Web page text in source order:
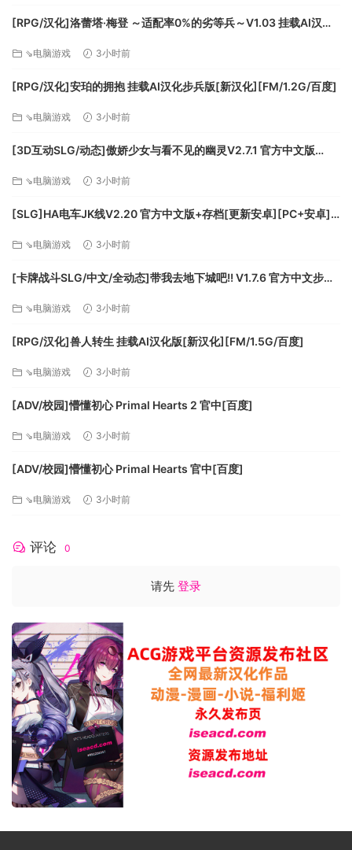
内存: 8 GB RAM
显卡: GeForce GTX 570
网络: 宽带互联网连接
推荐配置:
需要 64 位处理器和操作系统
处理器: Intel Core i5-7400
内存: 8 GB RAM
DirectX 版本: 11
存储空间: 需要 8 GB 可用空间
[RPG/汉化]洛蕾塔·梅登 ～适配率0%的劣等兵～V1.03 挂载AI汉化
⇘电脑游戏 3小时前
[RPG/汉化]安珀的拥抱 挂载AI汉化步兵版[新汉化][FM/1.2G/百度]
⇘电脑游戏 3小时前
[3D互动SLG/动态]傲娇少女与看不见的幽灵V2.7.1 官方中文版
⇘电脑游戏 3小时前
[SLG]HA电车JK线V2.20 官方中文版+存档[更新安卓][PC+安卓]
⇘电脑游戏 3小时前
[卡牌战斗SLG/中文/全动态]带我去地下城吧!! V1.7.6 官方中文步兵
⇘电脑游戏 3小时前
[RPG/汉化]兽人转生 挂载AI汉化版[新汉化][FM/1.5G/百度]
⇘电脑游戏 3小时前
[ADV/校园]懵懂初心 Primal Hearts 2 官中[百度]
⇘电脑游戏 3小时前
[ADV/校园]懵懂初心 Primal Hearts 官中[百度]
⇘电脑游戏 3小时前
评论 0
请先 登录